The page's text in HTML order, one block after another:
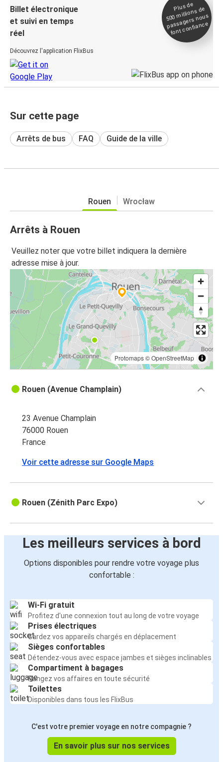
Billet électronique
et suivi en temps
réel
Découvrez l'application FlixBus
Plus de
500
millions de
passagers nous
font confiance
Sur cette page
Arrêts de bus FAQ Guide de la ville
Rouen Wrocław
Arrêts à Rouen
Veuillez noter que votre billet indiquera la dernière
adresse mise à jour.
Protomaps©OpenStreetMap
Rouen (Avenue Champlain)
23 Avenue Champlain
76000 Rouen
France
Voir cette adresse sur Google Maps
Rouen (Zénith Parc Expo)
Les meilleurs services à bord
Options disponibles pour rendre votre voyage plus
confortable :
Wi-Fi gratuit
Profitez d'une connexion tout au long de votre voyage
Prises électriques
Gardez vos appareils chargés en déplacement
Sièges confortables
Détendez-vous avec espace jambes et sièges inclinables
Compartiment à bagages
Rangez vos affaires en toute sécurité
Toilettes
Disponibles dans tous les FlixBus
C'est votre premier voyage en notre compagnie ?
En savoir plus sur nos services